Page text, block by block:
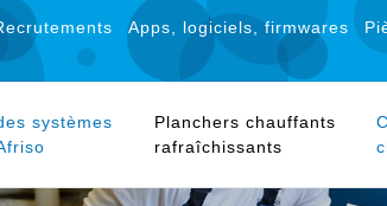
Apps, logiciels, firmwares
systèmes
Planchers chauffants
rafraîchissants